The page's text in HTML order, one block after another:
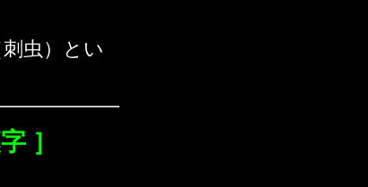
虫）とい
］